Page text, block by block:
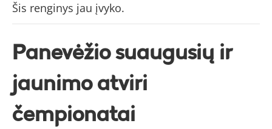
Šis renginys jau įvyko.
Panevėžio suaugusių ir
jaunimo atviri
čempionatai